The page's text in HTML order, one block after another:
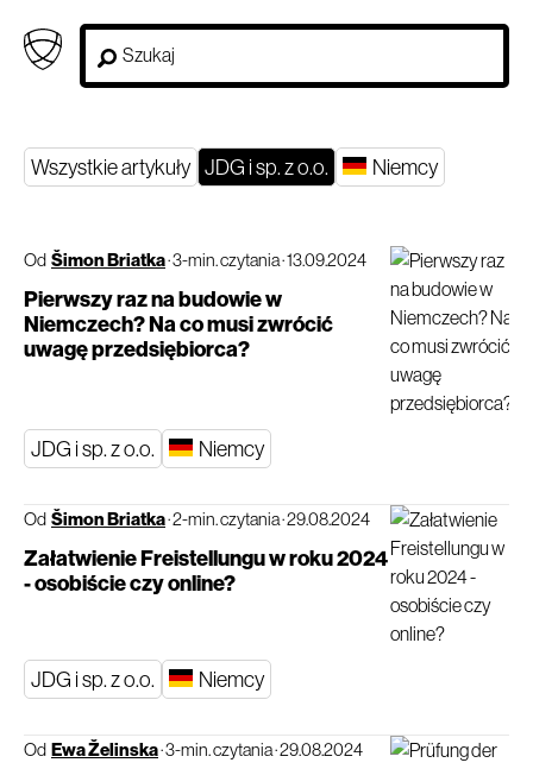
Wszystkie artykuły JDG i sp. z o.o. Niemcy
Od Šimon Briatka·3-min. czytania·13.09.2024
Pierwszy raz na budowie w
Niemczech? Na co musi zwrócić
uwagę przedsiębiorca?
JDG i sp. z o.o. Niemcy
Od Šimon Briatka·2-min. czytania·29.08.2024
Załatwienie Freistellungu w roku 2024
- osobiście czy online?
JDG i sp. z o.o. Niemcy
Od Ewa Želinska·3-min. czytania·29.08.2024